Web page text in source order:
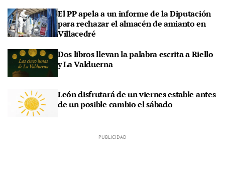
El PP apela a un informe de la Diputación
para rechazar el almacén de amianto en
Villacedré
Dos libros llevan la palabra escrita a Riello
y La Valduerna
León disfrutará de un viernes estable antes
de un posible cambio el sábado